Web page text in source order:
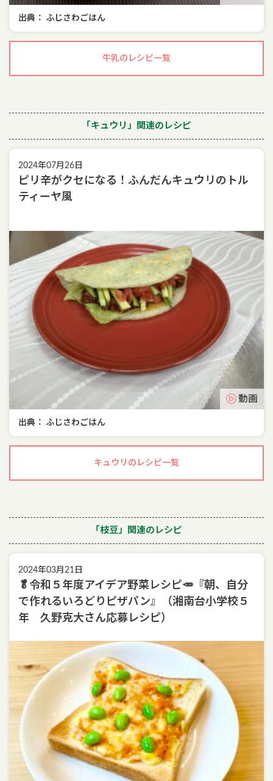
出典： ふじさわごはん
牛乳のレシピ一覧
「キュウリ」関連のレシピ
2024年07月26日
ピリ辛がクセになる！ふんだんキュウリのトル
ティーヤ風
動画
出典： ふじさわごはん
キュウリのレシピ一覧
「枝豆」関連のレシピ
2024年03月21日
🥬令和５年度アイデア野菜レシピ🥕『朝、自分
で作れるいろどりピザパン』（湘南台小学校５
年 久野克大さん応募レシピ）